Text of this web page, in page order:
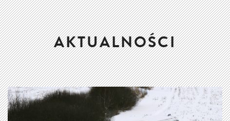
AKTUALNOŚCI